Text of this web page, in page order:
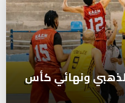
ونهائي كأس